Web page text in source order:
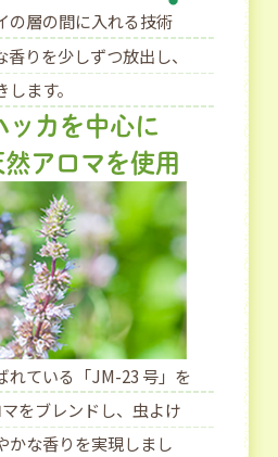
の層の間に入れる技術
りを少しずつ放出し、
ます。
ッカを中心に
アロマを使用
れている「JM-23 号」を
をブレンドし、虫よけ
かな香りを実現しまし